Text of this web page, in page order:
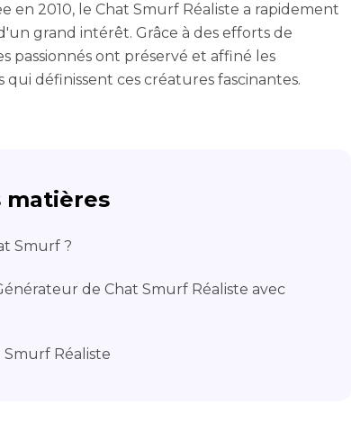
en 2010, le Chat Smurf Réaliste a rapidement
grand intérêt. Grâce à des efforts de
passionnés ont préservé et affiné les
qui définissent ces créatures fascinantes.
matières
Smurf ?
de Chat Smurf Réaliste avec
Smurf Réaliste